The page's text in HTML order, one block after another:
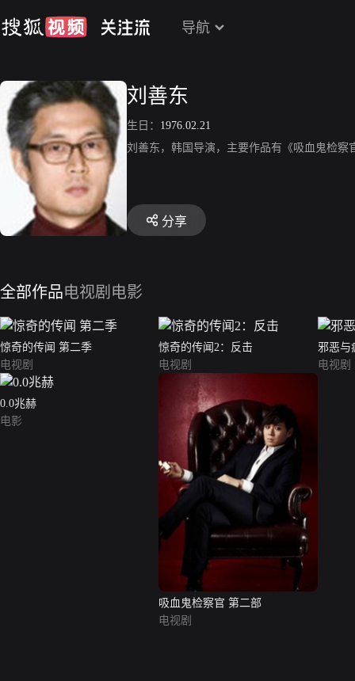
导航
刘善东
生日： 1976.02.21
刘善东，韩国导演，主要作品有《吸血鬼检察
分享
全部作品电视剧 电影
惊奇的传闻 第二季
电视剧
惊奇的传闻2：反击
电视剧
邪恶与
电视剧
0.0兆赫
电影
吸血鬼检察官 第二部
电视剧